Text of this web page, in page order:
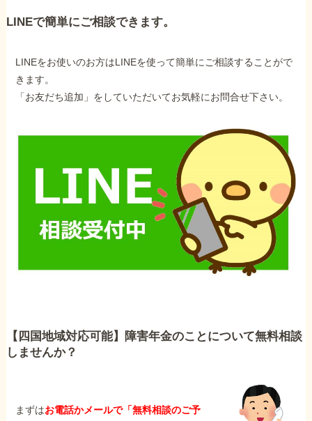
LINEで簡単にご相談できます。
LINEをお使いのお方はLINEを使って簡単にご相談することがで
きます。
「お友だち追加」をしていただいてお気軽にお問合せ下さい。
【四国地域対応可能】障害年金のことについて無料相談
しませんか？
まずはお電話かメールで「無料相談のご予